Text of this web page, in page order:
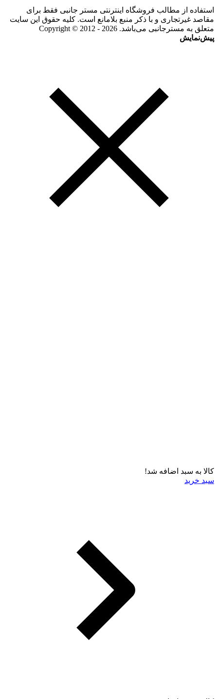
استفاده از مطالب فروشگاه اینترنتی مستر جانبی فقط برای
مقاصد غیرتجاری و با ذکر منبع بلامانع است. کلیه حقوق این سایت
متعلق به مسترجانبی می‌باشد. Copyright © 2012 - 2026
پیش‌نمایش
کالا به سبد اضافه شد!
سبد خرید